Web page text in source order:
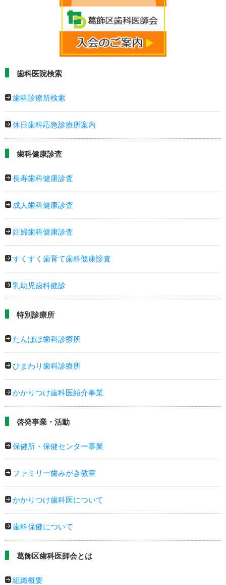
歯科医院検索
歯科診療所検索
休日歯科応急診療所案内
歯科健康診査
長寿歯科健康診査
成人歯科健康診査
妊婦歯科健康診査
すくすく歯育て歯科健康診査
乳幼児歯科健診
特別診療所
たんぽぽ歯科診療所
ひまわり歯科診療所
かかりつけ歯科医紹介事業
啓発事業・活動
保健所・保健センター事業
ファミリー歯みがき教室
かかりつけ歯科医について
歯科保健について
葛飾区歯科医師会とは
組織概要